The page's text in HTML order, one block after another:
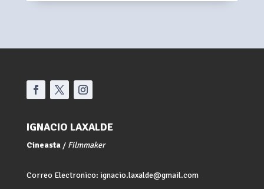
IGNACIO LAXALDE
Cineasta / Filmmaker
Correo Electronico: ignacio.laxalde@gmail.com